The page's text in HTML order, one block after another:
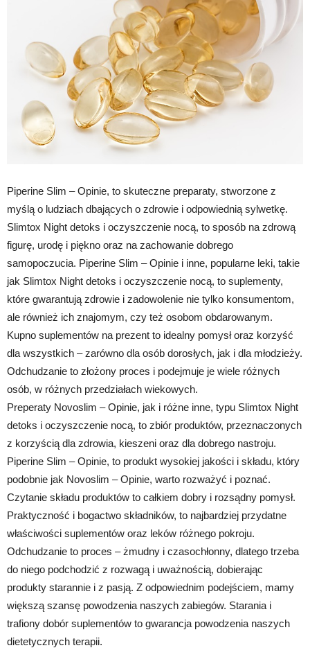
Piperine Slim – Opinie, to skuteczne preparaty, stworzone z
myślą o ludziach dbających o zdrowie i odpowiednią sylwetkę.
Slimtox Night detoks i oczyszczenie nocą, to sposób na zdrową
figurę, urodę i piękno oraz na zachowanie dobrego
samopoczucia. Piperine Slim – Opinie i inne, popularne leki, takie
jak Slimtox Night detoks i oczyszczenie nocą, to suplementy,
które gwarantują zdrowie i zadowolenie nie tylko konsumentom,
ale również ich znajomym, czy też osobom obdarowanym.
Kupno suplementów na prezent to idealny pomysł oraz korzyść
dla wszystkich – zarówno dla osób dorosłych, jak i dla młodzieży.
Odchudzanie to złożony proces i podejmuje je wiele różnych
osób, w różnych przedziałach wiekowych.
Preperaty Novoslim – Opinie, jak i różne inne, typu Slimtox Night
detoks i oczyszczenie nocą, to zbiór produktów, przeznaczonych
z korzyścią dla zdrowia, kieszeni oraz dla dobrego nastroju.
Piperine Slim – Opinie, to produkt wysokiej jakości i składu, który
podobnie jak Novoslim – Opinie, warto rozważyć i poznać.
Czytanie składu produktów to całkiem dobry i rozsądny pomysł.
Praktyczność i bogactwo składników, to najbardziej przydatne
właściwości suplementów oraz leków różnego pokroju.
Odchudzanie to proces – żmudny i czasochłonny, dlatego trzeba
do niego podchodzić z rozwagą i uważnością, dobierając
produkty starannie i z pasją. Z odpowiednim podejściem, mamy
większą szansę powodzenia naszych zabiegów. Starania i
trafiony dobór suplementów to gwarancja powodzenia naszych
dietetycznych terapii.